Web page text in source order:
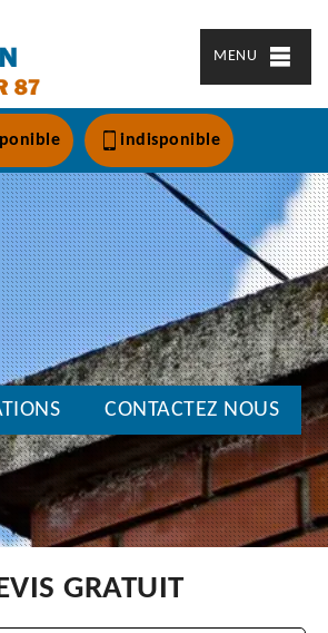
MENU
indisponible
CONTACTEZ NOUS
GRATUIT